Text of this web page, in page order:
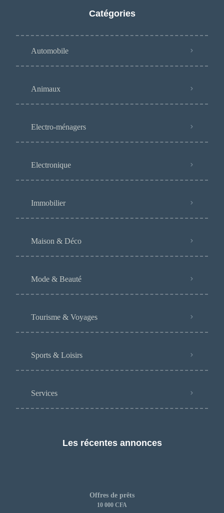
Catégories
Automobile
Animaux
Electro-ménagers
Electronique
Immobilier
Maison & Déco
Mode & Beauté
Tourisme & Voyages
Sports & Loisirs
Services
Les récentes annonces
Offres de prêts
10 000 CFA